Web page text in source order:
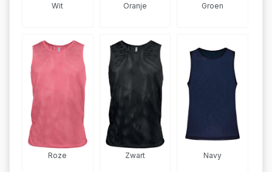
Wit Oranje Groen
Roze Zwart Navy